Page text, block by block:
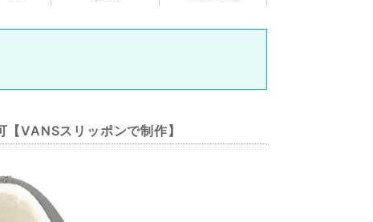
VANSスリッポンで制作】